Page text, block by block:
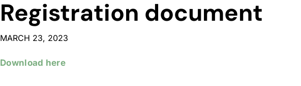
Registration document
MARCH 23, 2023
Download here